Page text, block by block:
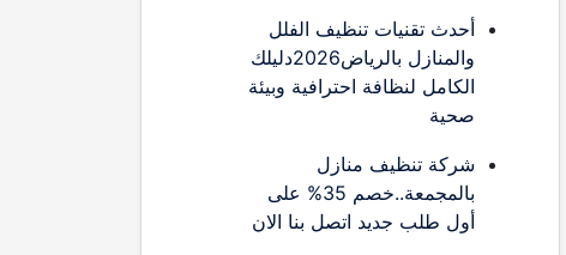
أحدث تقنيات تنظيف الفلل
والمنازل بالرياض2026دليلك
الكامل لنظافة احترافية وبيئة
صحية
شركة تنظيف منازل
بالمجمعة..خصم 35% على
أول طلب جديد اتصل بنا الان